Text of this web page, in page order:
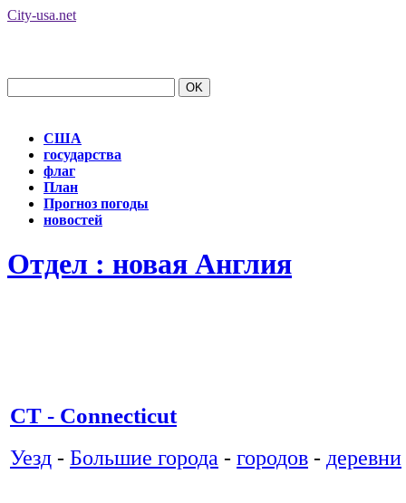
City-usa.net
США
государства
флаг
План
Прогноз погоды
новостей
Отдел : новая Англия
CT - Connecticut
Уезд - Большие города - городов - деревни